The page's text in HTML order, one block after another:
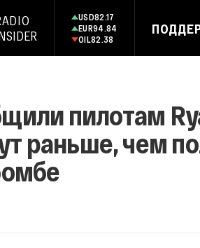
USD82.17
EUR94.84
OIL82.38
пилотам
раньше, чем